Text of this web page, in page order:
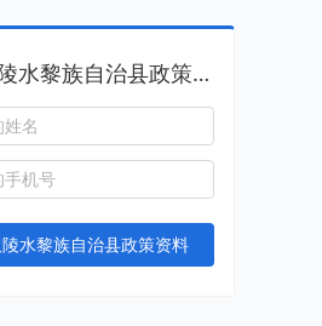
一键获取陵水黎族自治县政策资料
水黎族自治县政策资料